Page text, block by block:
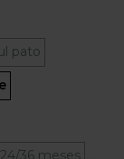
pato
24/36 meses